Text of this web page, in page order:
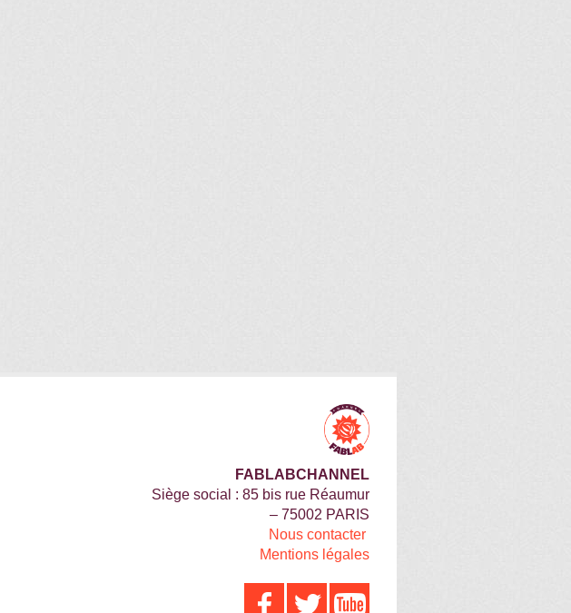
FABLABCHANNEL
Siège social : 85 bis rue Réaumur
– 75002 PARIS
Nous contacter
Mentions légales